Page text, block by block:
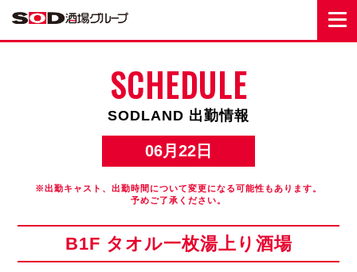
SCHEDULE
SODLAND 出勤情報
06月22日
※出勤キャスト、出勤時間について変更になる可能性もあります。
予めご了承ください。
B1F タオル一枚湯上り酒場